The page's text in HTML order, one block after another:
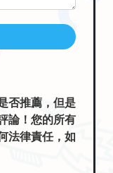
否推薦，但是
論！您的所有
法律責任，如